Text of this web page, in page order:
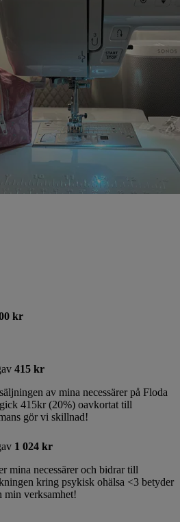
kr
415 kr
av mina necessärer på Floda
415kr (20%) oavkortat till
gör vi skillnad!
1 024 kr
mina necessärer och bidrar till
kring psykisk ohälsa <3 betyder
min verksamhet!